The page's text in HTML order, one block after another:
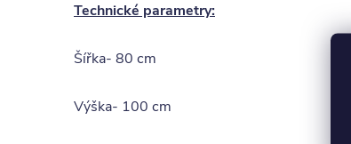
Technické parametry:
Šířka- 80 cm
Výška- 100 cm